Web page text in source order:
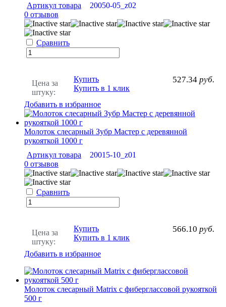
Артикул товара
20050-05_z02
0 отзывов
Сравнить
Цена за
штуку:
527.34 руб.
Купить
Купить в 1 клик
Добавить в избранное
Молоток слесарный Зубр Мастер с деревянной
рукояткой 1000 г
Артикул товара
20015-10_z01
0 отзывов
Сравнить
Цена за
штуку:
566.10 руб.
Купить
Купить в 1 клик
Добавить в избранное
Молоток слесарный Matrix с фиберглассовой рукояткой
500 г